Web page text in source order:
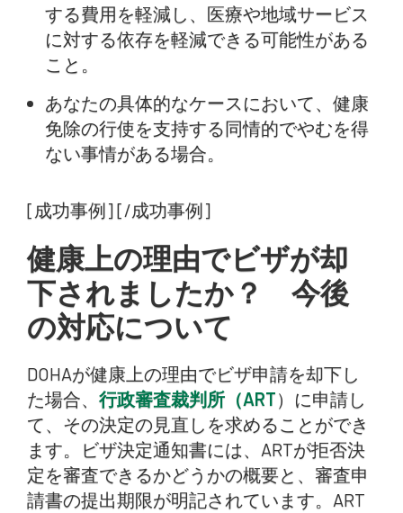
する費用を軽減し、医療や地域サービス
に対する依存を軽減できる可能性がある
こと。
あなたの具体的なケースにおいて、健康
免除の行使を支持する同情的でやむを得
ない事情がある場合。
[成功事例] [/成功事例]
健康上の理由でビザが却
下されましたか？ 今後
の対応について
DOHAが健康上の理由でビザ申請を却下し
た場合、 行政審査裁判所（ART）に申請し
て、その決定の見直しを求めることができ
ます。ビザ決定通知書には、ARTが拒否決
定を審査できるかどうかの概要と、審査申
請書の提出期限が明記されています。ART